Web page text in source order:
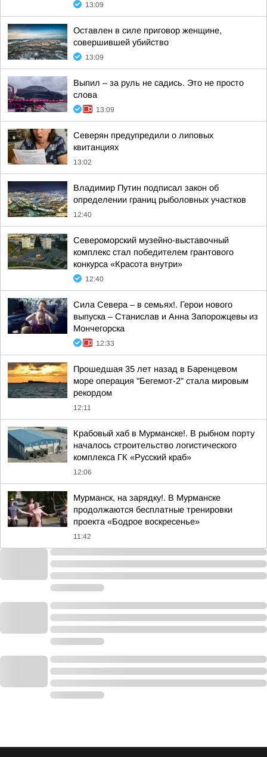
13:09
Оставлен в силе приговор женщине,
совершившей убийство
13:09
Выпил – за руль не садись. Это не просто
слова
13:09
Северян предупредили о липовых
квитанциях
13:02
Владимир Путин подписал закон об
определении границ рыболовных участков
12:40
Североморский музейно-выставочный
комплекс стал победителем грантового
конкурса «Красота внутри»
12:40
Сила Севера – в семьях!. Герои нового
выпуска – Станислав и Анна Запорожцевы из
Мончегорска
12:33
Прошедшая 35 лет назад в Баренцевом
море операция "Бегемот-2" стала мировым
рекордом
12:11
Крабовый хаб в Мурманске!. В рыбном порту
началось строительство логистического
комплекса ГК «Русский краб»
12:06
Мурманск, на зарядку!. В Мурманске
продолжаются бесплатные тренировки
проекта «Бодрое воскресенье»
11:42